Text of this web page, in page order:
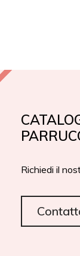
Richiedi il